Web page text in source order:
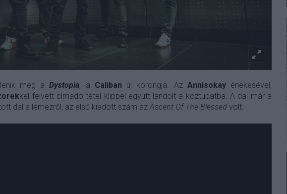
meg aDystopia, a Caliban új korongja. Az Annisokayénekesével,
kel felvett címadó tétel klippel együtt landolt a köztudatba. A dal már a
dal a lemezről, az első kiadott szám az Ascent Of The Blessed volt.